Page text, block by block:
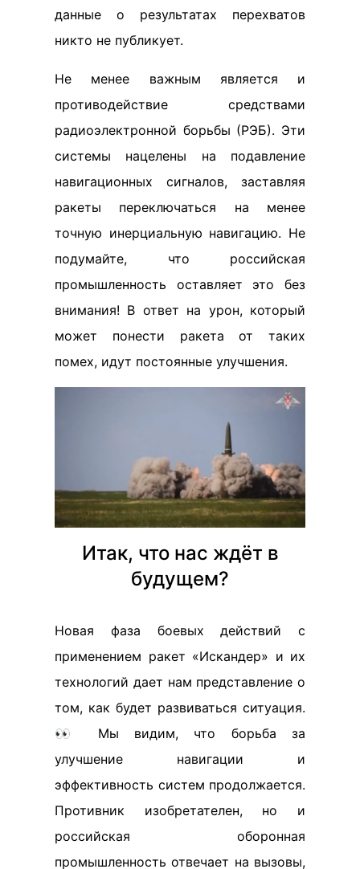
данные о результатах перехватов
никто не публикует.
Не менее важным является и
противодействие средствами
радиоэлектронной борьбы (РЭБ). Эти
системы нацелены на подавление
навигационных сигналов, заставляя
ракеты переключаться на менее
точную инерциальную навигацию. Не
подумайте, что российская
промышленность оставляет это без
внимания! В ответ на урон, который
может понести ракета от таких
помех, идут постоянные улучшения.
Итак, что нас ждёт в
будущем?
Новая фаза боевых действий с
применением ракет «Искандер» и их
технологий дает нам представление о
том, как будет развиваться ситуация.
👀 Мы видим, что борьба за
улучшение навигации и
эффективность систем продолжается.
Противник изобретателен, но и
российская оборонная
промышленность отвечает на вызовы,